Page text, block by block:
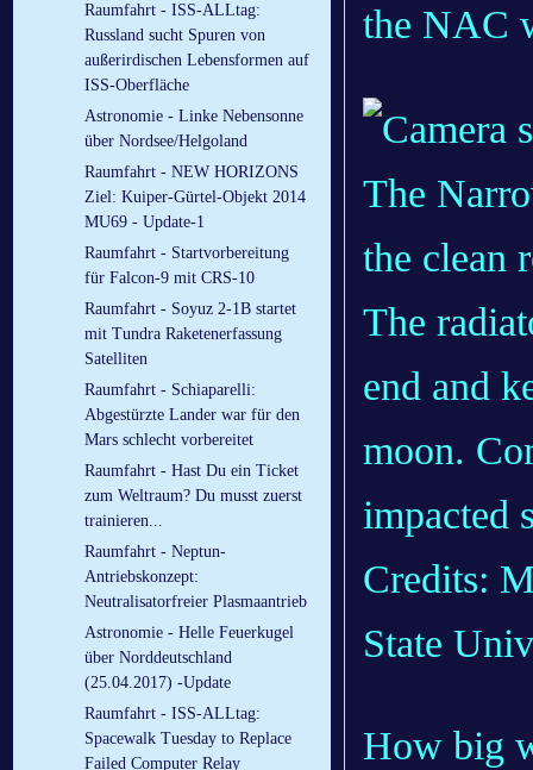
Raumfahrt - ISS-ALLtag:
Russland sucht Spuren von
außerirdischen Lebensformen auf
ISS-Oberfläche
Astronomie - Linke Nebensonne
über Nordsee/Helgoland
Raumfahrt - NEW HORIZONS
Ziel: Kuiper-Gürtel-Objekt 2014
MU69 - Update-1
Raumfahrt - Startvorbereitung
für Falcon-9 mit CRS-10
Raumfahrt - Soyuz 2-1B startet
mit Tundra Raketenerfassung
Satelliten
Raumfahrt - Schiaparelli:
Abgestürzte Lander war für den
Mars schlecht vorbereitet
Raumfahrt - Hast Du ein Ticket
zum Weltraum? Du musst zuerst
trainieren...
Raumfahrt - Neptun-
Antriebskonzept:
Neutralisatorfreier Plasmaantrieb
Astronomie - Helle Feuerkugel
über Norddeutschland
(25.04.2017) -Update
Raumfahrt - ISS-ALLtag:
Spacewalk Tuesday to Replace
Failed Computer Relay
the NAC
The
the clean
The
end and
moon.
impacted
Credits:
State
How big